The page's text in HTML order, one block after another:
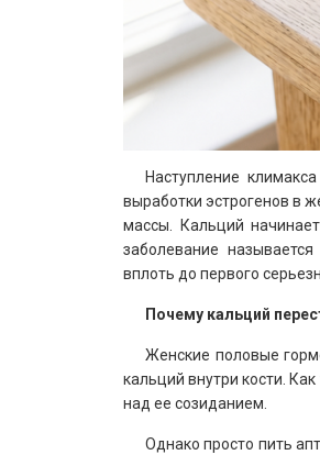
Наступление
выработки эстрогенов в
массы. Кальций
заболевание
вплоть до первого
Почему кальций
Женские половые
кальций внутри кости.
над ее созиданием.
Однако просто пить